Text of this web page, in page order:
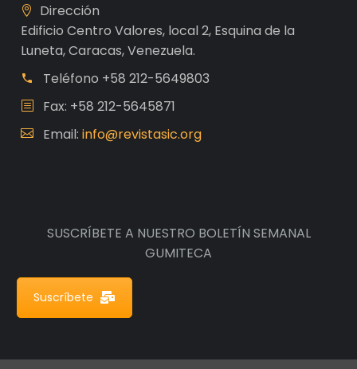
Dirección
Edificio Centro Valores, local 2, Esquina de la
Luneta, Caracas, Venezuela.
Teléfono +58 212-5649803
Fax: +58 212-5645871
Email: info@revistasic.org
SUSCRÍBETE A NUESTRO BOLETÍN SEMANAL
GUMITECA
Suscríbete